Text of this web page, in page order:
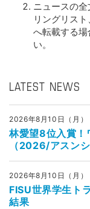
ニュースの
リングリス
へ転載する
い。
LATEST NEWS
2026年8月10日（月）
林愛望8位入賞！
（2026/アスン
2026年8月10日（月）
FISU世界学生ト
結果